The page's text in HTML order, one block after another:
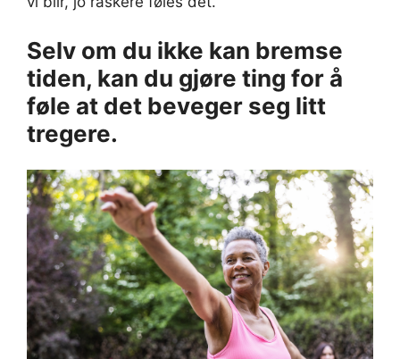
Selv om du ikke kan bremse
tiden, kan du gjøre ting for å
føle at det beveger seg litt
tregere.